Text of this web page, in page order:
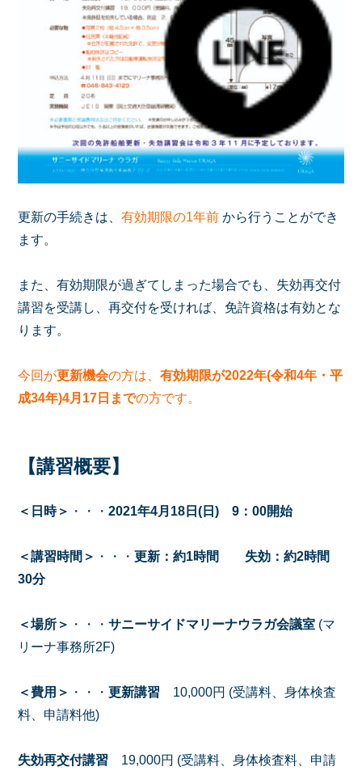
更新の手続きは、有効期限の1年前 から行うことができ
ます。
また、有効期限が過ぎてしまった場合でも、失効再交付
講習を受講し、再交付を受ければ、免許資格は有効とな
ります。
今回が更新機会の方は、有効期限が2022年(令和4年・平
成34年)4月17日までの方です。
【講習概要】
＜日時＞ ・・・2021年4月18日(日) 9：00開始
＜講習時間＞ ・・・更新：約1時間
失効：約2時間
30分
＜場所＞ ・・・サニーサイドマリーナウラガ会議室 (マ
リーナ事務所2F)
＜費用＞ ・・・更新講習 10,000円 (受講料、身体検査
料、申請料他)
失効再交付講習 19,000円 (受講料、身体検査料、申請